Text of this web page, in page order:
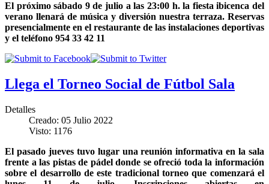
El próximo sábado 9 de julio a las 23:00 h. la fiesta ibicenca del
verano llenará de música y diversión nuestra terraza. Reservas
presencialmente en el restaurante de las instalaciones deportivas
y el teléfono 954 33 42 11
Llega el Torneo Social de Fútbol Sala
Detalles
Creado: 05 Julio 2022
Visto: 1176
El pasado jueves tuvo lugar una reunión informativa en la sala
frente a las pistas de pádel donde se ofreció toda la información
sobre el desarrollo de este tradicional torneo que comenzará el